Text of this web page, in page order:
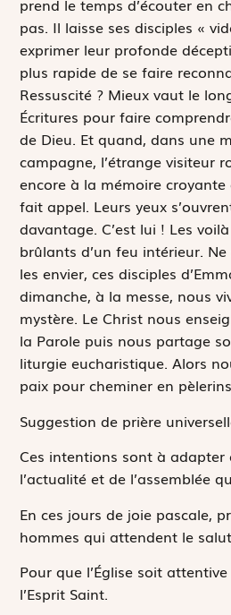
prend le temps d’écouter en
pas. Il laisse ses disciples «
exprimer leur profonde
plus rapide de se faire
Ressuscité ? Mieux vaut le
Écritures pour faire
de Dieu. Et quand, dans une
campagne, l’étrange visiteur
encore à la mémoire croyante
fait appel. Leurs yeux
davantage. C’est lui ! Les
brûlants d’un feu intérieur.
les envier, ces disciples
dimanche, à la messe, nous
mystère. Le Christ nous
la Parole puis nous partage
liturgie eucharistique. Alors
paix pour cheminer en
Suggestion de prière
Ces intentions sont à
l’actualité et de l’assemblée
En ces jours de joie pascale,
hommes qui attendent le
Pour que l’Église soit
l’Esprit Saint.